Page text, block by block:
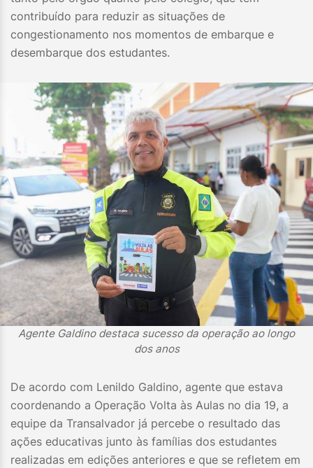
contribuído para reduzir as situações de
congestionamento nos momentos de embarque e
desembarque dos estudantes.
Agente Galdino destaca sucesso da operação ao longo
dos anos
De acordo com Lenildo Galdino, agente que estava
coordenando a Operação Volta às Aulas no dia 19, a
equipe da Transalvador já percebe o resultado das
ações educativas junto às famílias dos estudantes
realizadas em edições anteriores e que se refletem em